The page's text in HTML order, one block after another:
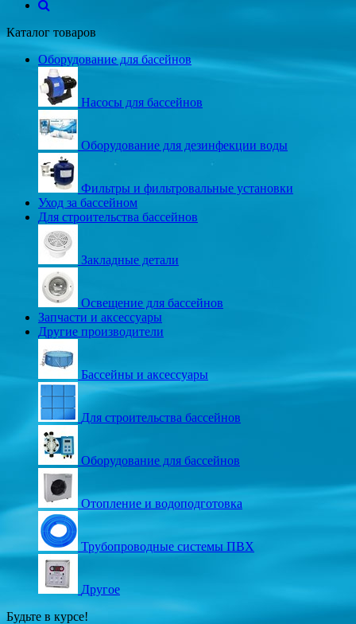
Каталог товаров
Оборудование для басейнов
Насосы для бассейнов
Оборудование для дезинфекции воды
Фильтры и фильтровальные установки
Уход за бассейном
Для строительства бассейнов
Закладные детали
Освещение для бассейнов
Запчасти и аксессуары
Другие производители
Бассейны и аксессуары
Для строительства бассейнов
Оборудование для бассейнов
Отопление и водоподготовка
Трубопроводные системы ПВХ
Другое
Будьте в курсе!